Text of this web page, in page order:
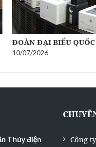
ĐOÀN ĐẠI BIỂU
10/07/2026
Thủy điện
Công